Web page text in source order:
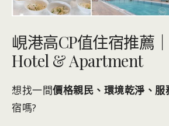
峴港高CP值住宿推薦
Hotel & Apartment
想找一間價格親民、環境乾淨、服
宿嗎?